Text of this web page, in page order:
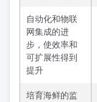
自动化和物联
网集成的进
步，使效率和
可扩展性得到
提升
培育海鲜的监